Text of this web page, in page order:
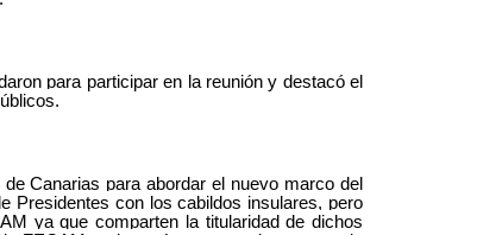
para participar en la reunión y destacó el
Canarias para abordar el nuevo marco del
Presidentes con los cabildos insulares, pero
ya que comparten la titularidad de dichos